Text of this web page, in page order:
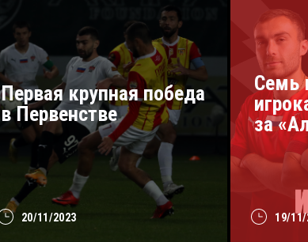
20/11/2023
Первая крупная победа
в Первенстве
19/
Cемь
за